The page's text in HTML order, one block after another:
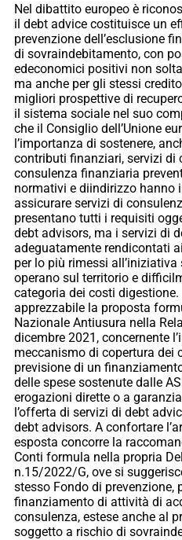
Nel dibattito europeo è
il debt advice costituisce un
prevenzione dell’esclusione
di sovraindebitamento, con
edeconomici positivi non
ma anche per gli stessi
migliori prospettive di
il sistema sociale nel suo
che il Consiglio dell’Unione
l’importanza di sostenere,
contributi finanziari, servizi di
consulenza finanziaria
normativi e diindirizzo hanno
assicurare servizi di
presentano tutti i requisiti
debt advisors, ma i servizi di
adeguatamente rendicontati
per lo più rimessi
operano sul territorio e
categoria dei costi digestione.
apprezzabile la proposta
Nazionale Antiusura nella
dicembre 2021, concernente
meccanismo di copertura dei
previsione di un
delle spese sostenute dalle
erogazioni dirette o a
l’offerta di servizi di debt
debt advisors. A confortare
esposta concorre la
Conti formula nella propria
n.15/2022/G, ove si
stesso Fondo di prevenzione,
finanziamento di attività di
consulenza, estese anche al
soggetto a rischio di